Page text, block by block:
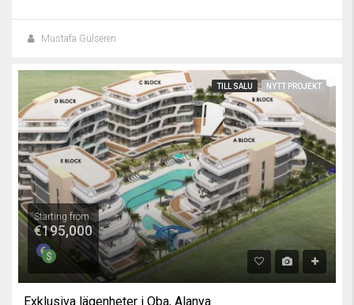
Mustafa Gülseren
TILL SALU NYTT PROJEKT
Starting from
€195,000
Exklusiva lägenheter i Oba, Alanya